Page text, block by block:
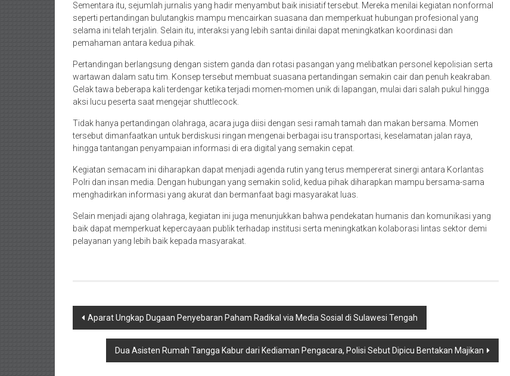
Sementara itu, sejumlah jurnalis yang hadir menyambut baik inisiatif tersebut. Mereka menilai kegiatan nonformal
seperti pertandingan bulutangkis mampu mencairkan suasana dan memperkuat hubungan profesional yang
selama ini telah terjalin. Selain itu, interaksi yang lebih santai dinilai dapat meningkatkan koordinasi dan
pemahaman antara kedua pihak.
Pertandingan berlangsung dengan sistem ganda dan rotasi pasangan yang melibatkan personel kepolisian serta
wartawan dalam satu tim. Konsep tersebut membuat suasana pertandingan semakin cair dan penuh keakraban.
Gelak tawa beberapa kali terdengar ketika terjadi momen-momen unik di lapangan, mulai dari salah pukul hingga
aksi lucu peserta saat mengejar shuttlecock.
Tidak hanya pertandingan olahraga, acara juga diisi dengan sesi ramah tamah dan makan bersama. Momen
tersebut dimanfaatkan untuk berdiskusi ringan mengenai berbagai isu transportasi, keselamatan jalan raya,
hingga tantangan penyampaian informasi di era digital yang semakin cepat.
Kegiatan semacam ini diharapkan dapat menjadi agenda rutin yang terus mempererat sinergi antara Korlantas
Polri dan insan media. Dengan hubungan yang semakin solid, kedua pihak diharapkan mampu bersama-sama
menghadirkan informasi yang akurat dan bermanfaat bagi masyarakat luas.
Selain menjadi ajang olahraga, kegiatan ini juga menunjukkan bahwa pendekatan humanis dan komunikasi yang
baik dapat memperkuat kepercayaan publik terhadap institusi serta meningkatkan kolaborasi lintas sektor demi
pelayanan yang lebih baik kepada masyarakat.
Navigasi
Aparat Ungkap Dugaan Penyebaran Paham Radikal via Media Sosial di Sulawesi Tengah
Dua Asisten Rumah Tangga Kabur dari Kediaman Pengacara, Polisi Sebut Dipicu Bentakan Majikan